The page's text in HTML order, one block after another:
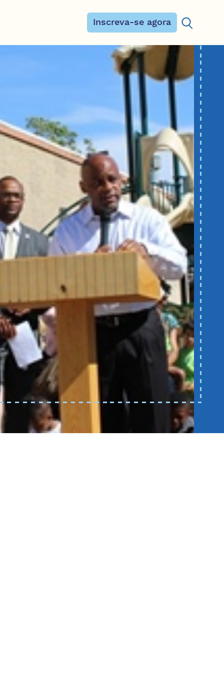
Inscreva-se agora
Procurar: